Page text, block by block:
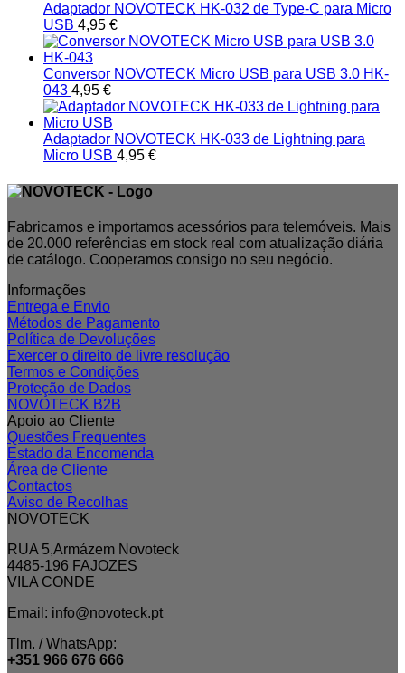
Adaptador NOVOTECK HK-032 de Type-C para Micro
USB 4,95 €
Conversor NOVOTECK Micro USB para USB 3.0 HK-
043 4,95 €
Adaptador NOVOTECK HK-033 de Lightning para
Micro USB 4,95 €
Fabricamos e importamos acessórios para telemóveis. Mais
de 20.000 referências em stock real com atualização diária
de catálogo. Cooperamos consigo no seu negócio.
Informações
Entrega e Envio
Métodos de Pagamento
Política de Devoluções
Exercer o direito de livre resolução
Termos e Condições
Proteção de Dados
NOVOTECK B2B
Apoio ao Cliente
Questões Frequentes
Estado da Encomenda
Área de Cliente
Contactos
Aviso de Recolhas
NOVOTECK
RUA 5,Armázem Novoteck
4485-196 FAJOZES
VILA CONDE
Email: info@novoteck.pt
Tlm. / WhatsApp:
+351 966 676 666